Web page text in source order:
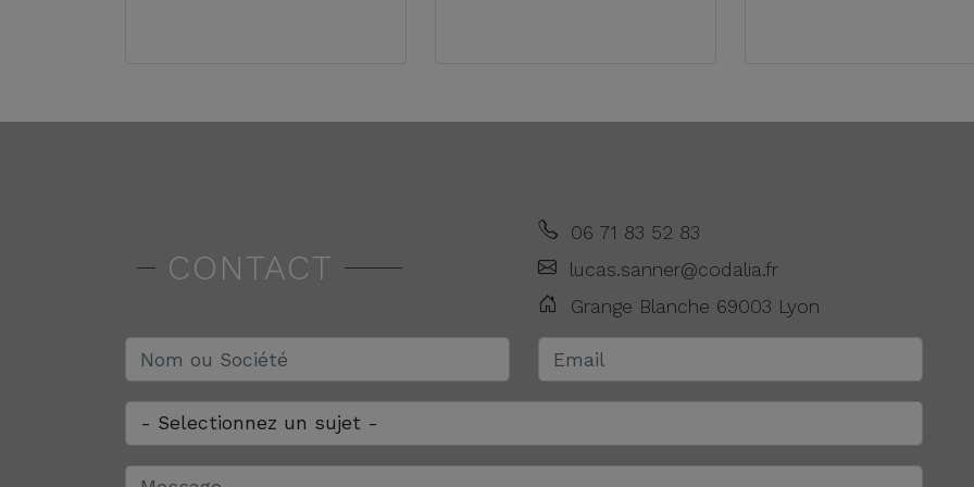
CONTACT
06 71 83 52 83
lucas.sanner@codalia.fr
Grange Blanche 69003 Lyon